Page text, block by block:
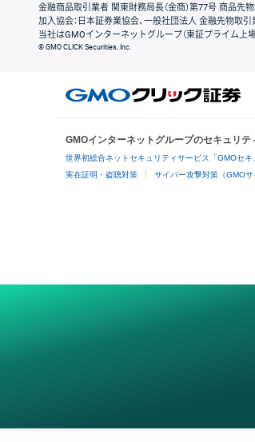
金融商品取引業者 関東財務局長（金商）第77号 商品先
加入協会：日本証券業協会、一般社団法人 金融先物取
当社はGMOインターネットグループ（東証プライム上場
© GMO CLICK Securities, Inc.
GMOインターネットグループのセキュリテ
世界初総合ネットセキュリティサービス「GMOセキ
実在証明・盗聴対策 サイバー攻撃対策（GMO